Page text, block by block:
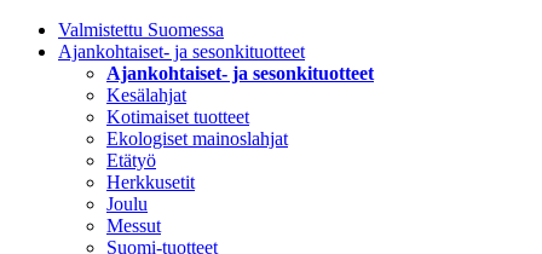
Valmistettu Suomessa
Ajankohtaiset- ja sesonkituotteet
Ajankohtaiset- ja sesonkituotteet
Kesälahjat
Kotimaiset tuotteet
Ekologiset mainoslahjat
Etätyö
Herkkusetit
Joulu
Messut
Suomi-tuotteet